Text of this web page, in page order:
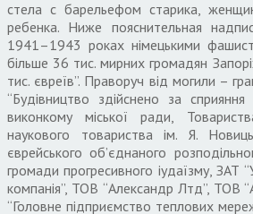
стела с барельефом старика,
ребенка. Ниже пояснительная
1941–1943 роках німецькими
більше 36 тис. мирних громадян
тис. євреїв”. Праворуч від могили –
“Будівництво здійснено за сприяння
виконкому міської ради,
наукового товариства ім. Я.
єврейського об’єднаного
громади прогресивного іудаїзму, ЗАТ
компанія”, ТОВ “Александр Лтд”, ТОВ
“Головне підприємство теплових